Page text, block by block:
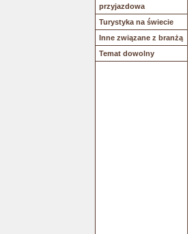
przyjazdowa
Turystyka na świecie
Inne związane z branżą
Temat dowolny